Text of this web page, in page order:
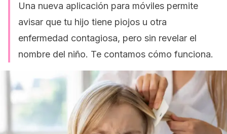
Una nueva aplicación para móviles permite
avisar que tu hijo tiene piojos u otra
enfermedad contagiosa, pero sin revelar el
nombre del niño. Te contamos cómo funciona.